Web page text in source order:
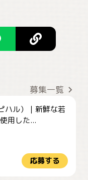
募集一覧
ハル）｜新鮮な若
用した...
応募する